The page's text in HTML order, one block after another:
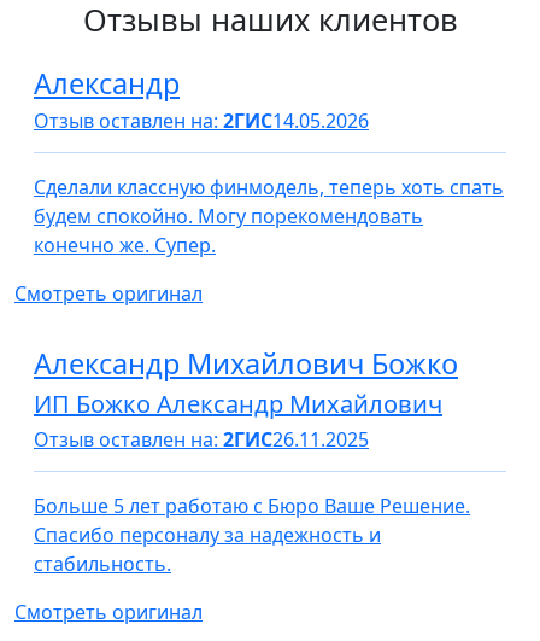
Отзывы наших клиентов
Александр
Отзыв оставлен на: 2ГИС14.05.2026
Сделали классную финмодель, теперь хоть спать
будем спокойно. Могу порекомендовать
конечно же. Супер.
Смотреть оригинал
Александр Михайлович Божко
ИП Божко Александр Михайлович
Отзыв оставлен на: 2ГИС26.11.2025
Больше 5 лет работаю с Бюро Ваше Решение.
Спасибо персоналу за надежность и
стабильность.
Смотреть оригинал